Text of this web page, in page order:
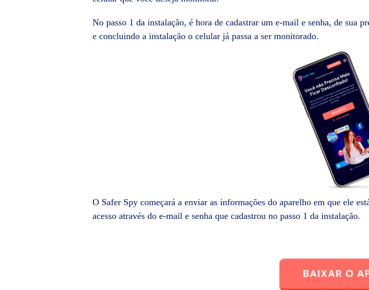
No passo 1 da instalação, é hora de cadastrar um e-mail e senha, de sua
e concluindo a instalação o celular já passa a ser monitorado.
O Safer Spy começará a enviar as informações do aparelho em que ele
acesso através do e-mail e senha que cadastrou no passo 1 da instalação.